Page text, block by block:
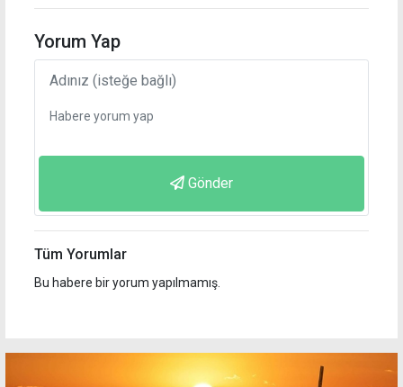
Yorum Yap
Gönder
Tüm Yorumlar
Bu habere bir yorum yapılmamış.